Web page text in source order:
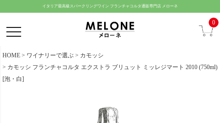
イタリア最高級スパークリングワイン フランチャコルタ通販専門店 メローネ
0
HOME ワイナリーで選ぶ
カモッシ
カモッシ フランチャコルタ エクストラ ブリュット ミッレジマート 2010 (750ml)
[泡・白]
ジト
ップ